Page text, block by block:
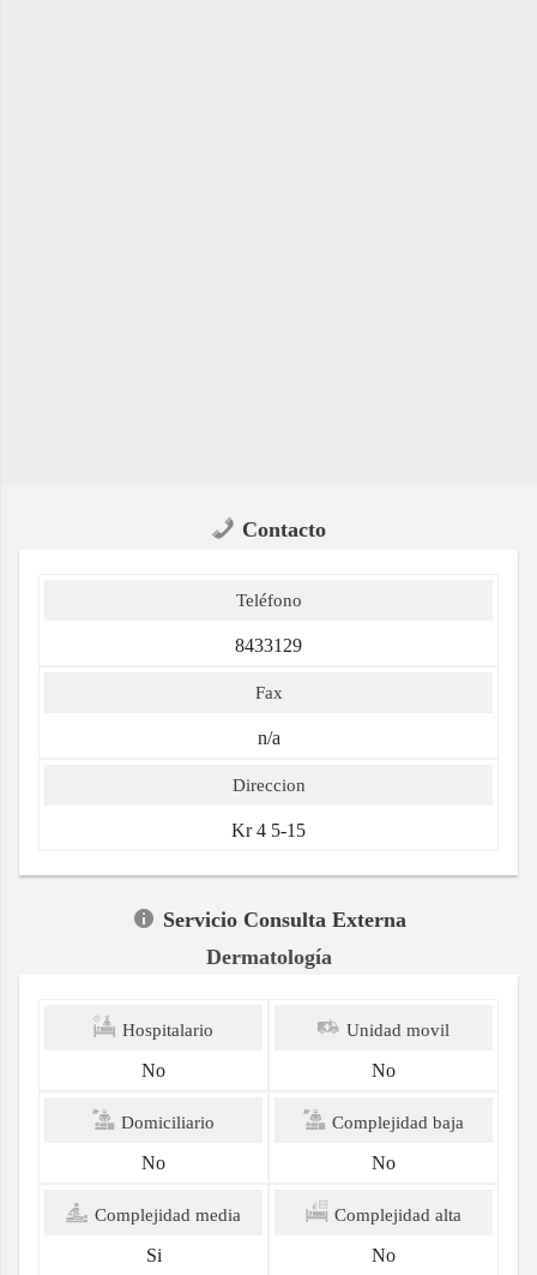
Contacto
Teléfono
8433129
Fax
n/a
Direccion
Kr 4 5-15
Servicio Consulta Externa
Dermatología
Hospitalario
No
Unidad movil
No
Domiciliario
No
Complejidad baja
No
Complejidad media
Si
Complejidad alta
No